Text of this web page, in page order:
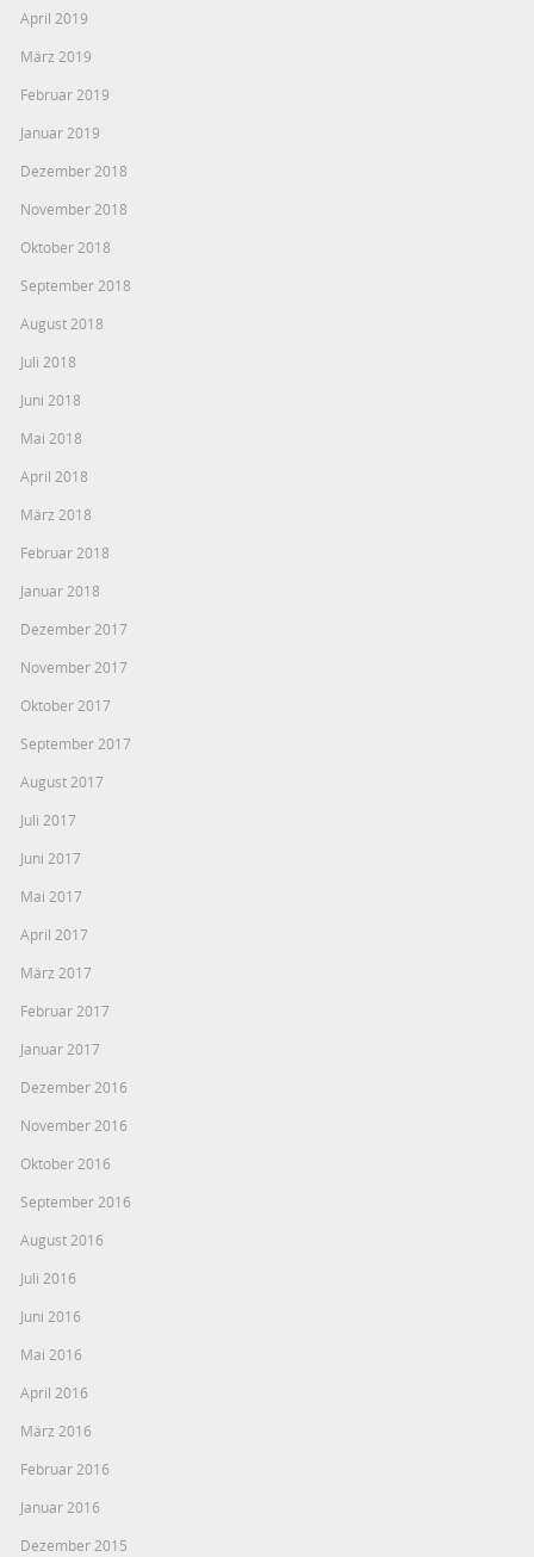
April 2019
März 2019
Februar 2019
Januar 2019
Dezember 2018
November 2018
Oktober 2018
September 2018
August 2018
Juli 2018
Juni 2018
Mai 2018
April 2018
März 2018
Februar 2018
Januar 2018
Dezember 2017
November 2017
Oktober 2017
September 2017
August 2017
Juli 2017
Juni 2017
Mai 2017
April 2017
März 2017
Februar 2017
Januar 2017
Dezember 2016
November 2016
Oktober 2016
September 2016
August 2016
Juli 2016
Juni 2016
Mai 2016
April 2016
März 2016
Februar 2016
Januar 2016
Dezember 2015